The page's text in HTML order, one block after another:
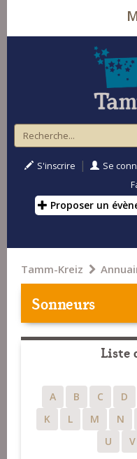
S'inscrire | Se
Proposer un
Tamm-Kreiz
Sonneurs
Liste
A B C D
K
L M N
U
V